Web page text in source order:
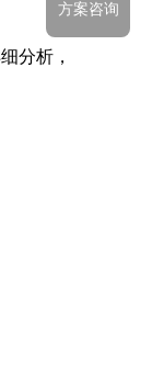
方案咨询
分析，